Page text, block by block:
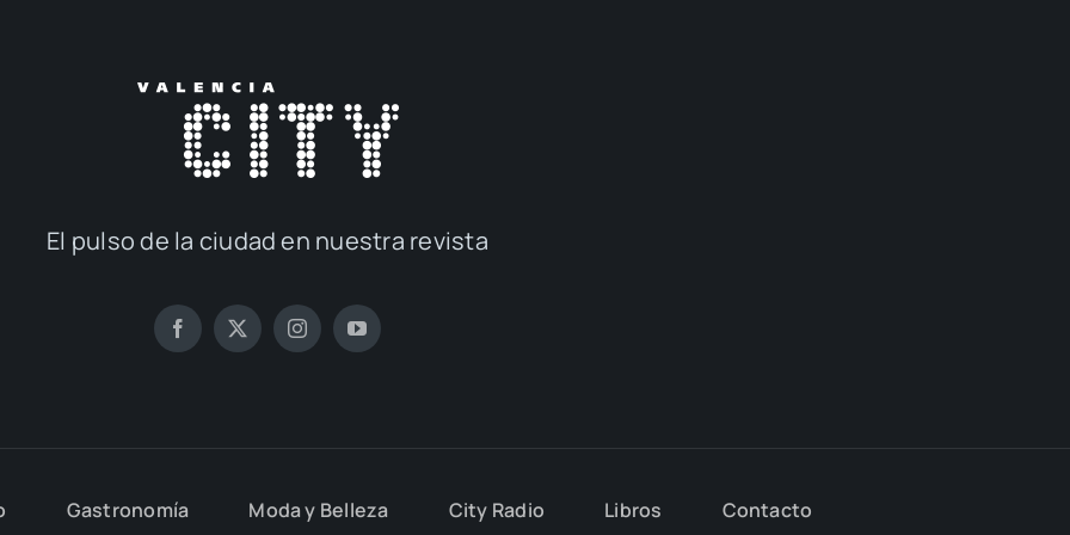
El pul­so de la ciu­dad en nues­tra revis­ta
Gas­tro­no­mía Moda y Belle­za City Radio Libros Con­tac­to